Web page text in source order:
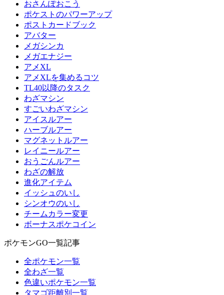
おさんぽおこう
ポケストのパワーアップ
ポストカードブック
アバター
メガシンカ
メガエナジー
アメXL
アメXLを集めるコツ
TL40以降のタスク
わざマシン
すごいわざマシン
アイスルアー
ハーブルアー
マグネットルアー
レイニールアー
おうごんルアー
わざの解放
進化アイテム
イッシュのいし
シンオウのいし
チームカラー変更
ボーナスポケコイン
ポケモンGO一覧記事
全ポケモン一覧
全わざ一覧
色違いポケモン一覧
タマゴ距離別一覧